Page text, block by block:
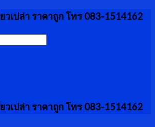
วเปล่า ราคาถูก โทร 083-1514162
วเปล่า ราคาถูก โทร 083-1514162